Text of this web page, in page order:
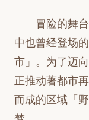
冒险的舞
中也曾经登场
市」。为了迈
正推动著都市
而成的区域「